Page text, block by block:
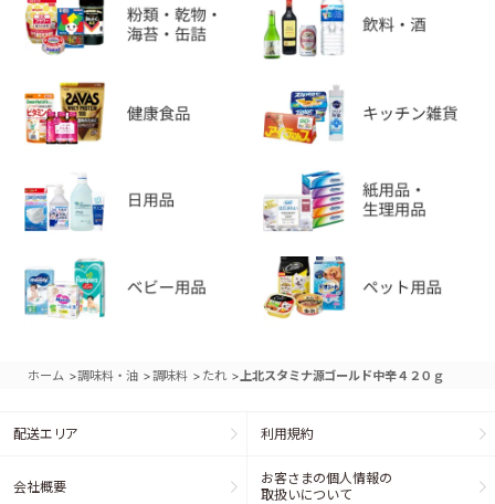
ホーム >調味料・油 >調味料 > たれ > 上北スタミナ源ゴールド中辛４２０ｇ
配送エリア 利用規約
会社概要
お客さまの個人情報の
取扱いについて